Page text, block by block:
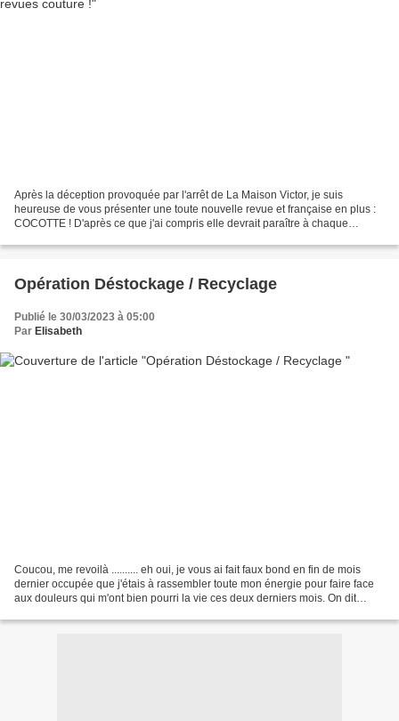
Après la déception provoquée par l'arrêt de La Maison Victor, je suis
heureuse de vous présenter une toute nouvelle revue et française en plus :
COCOTTE ! D'après ce que j'ai compris elle devrait paraître à chaque
Opération Déstockage / Recyclage
Publié le 30/03/2023 à 05:00
Par Elisabeth
Coucou, me revoilà .......... eh oui, je vous ai fait faux bond en fin de mois
dernier occupée que j'étais à rassembler toute mon énergie pour faire face
aux douleurs qui m'ont bien pourri la vie ces deux derniers mois. On dit